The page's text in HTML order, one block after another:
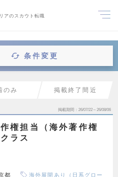
アのスカウト転職
条件変更
のみ 掲載終了間近
掲載期間 26/07/22～26/08/06
権担当（海外著作権
ラス
都
海外展開あり（日系グロー